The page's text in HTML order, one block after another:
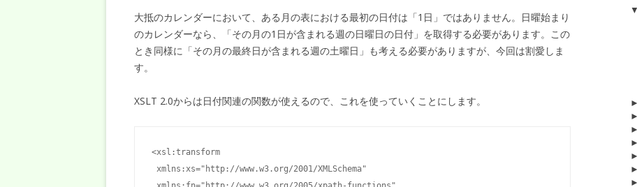
大抵のカレンダーにおいて、ある月の表における最初の日付は「1日」ではありません。日曜始まり
のカレンダーなら、「その月の1日が含まれる週の日曜日の日付」を取得する必要があります。この
とき同様に「その月の最終日が含まれる週の土曜日」も考える必要がありますが、今回は割愛しま
す。
XSLT 2.0からは日付関連の関数が使えるので、これを使っていくことにします。
<xsl:transform
xmlns:xs="http://www.w3.org/2001/XMLSchema"
▼
►
►
►
►
►
►
►